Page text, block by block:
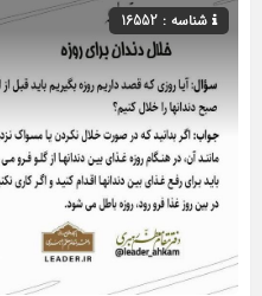
شناسه : 16552